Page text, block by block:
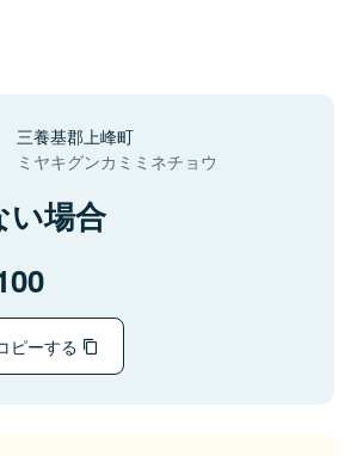
三養基郡上峰町
ミヤキグンカミミネチョウ
い場合
ピーする